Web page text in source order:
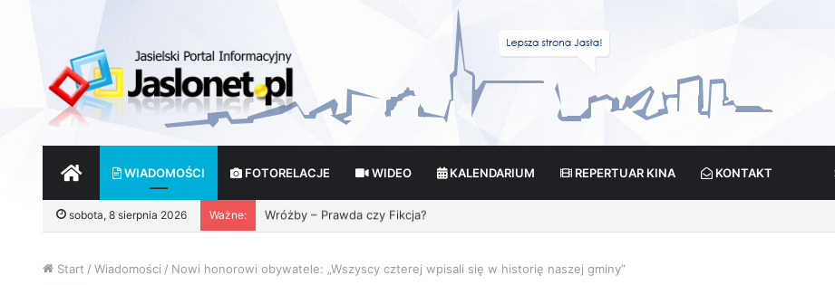
START WIADOMOŚCI FOTORELACJE WIDEO KALENDARIUM REPERTUAR KINA KONTAKT
sobota, 8 sierpnia 2026 Ważne: Wróżby – Prawda czy Fikcja?
Start / Wiadomości / Nowi honorowi obywatele: „Wszyscy czterej wpisali się w historię naszej gminy”